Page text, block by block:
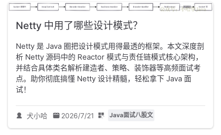
Netty 中用了哪些设计模式？
Netty 是 Java 圈把设计模式用得最透的框架。本文深度剖
析 Netty 源码中的 Reactor 模式与责任链模式核心架构，
并结合具体类名解析建造者、策略、装饰器等高频面试考
点。助你彻底搞懂 Netty 设计精髓，轻松拿下 Java 面
试！
犬小哈 2026/7/21 Java面试八股文